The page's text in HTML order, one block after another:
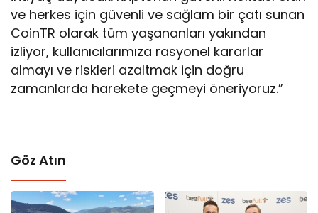
ve herkes için güvenli ve sağlam bir çatı sunan
CoinTR olarak tüm yaşananları yakından
izliyor, kullanıcılarımıza rasyonel kararlar
almayı ve riskleri azaltmak için doğru
zamanlarda harekete geçmeyi öneriyoruz.”
Göz Atın